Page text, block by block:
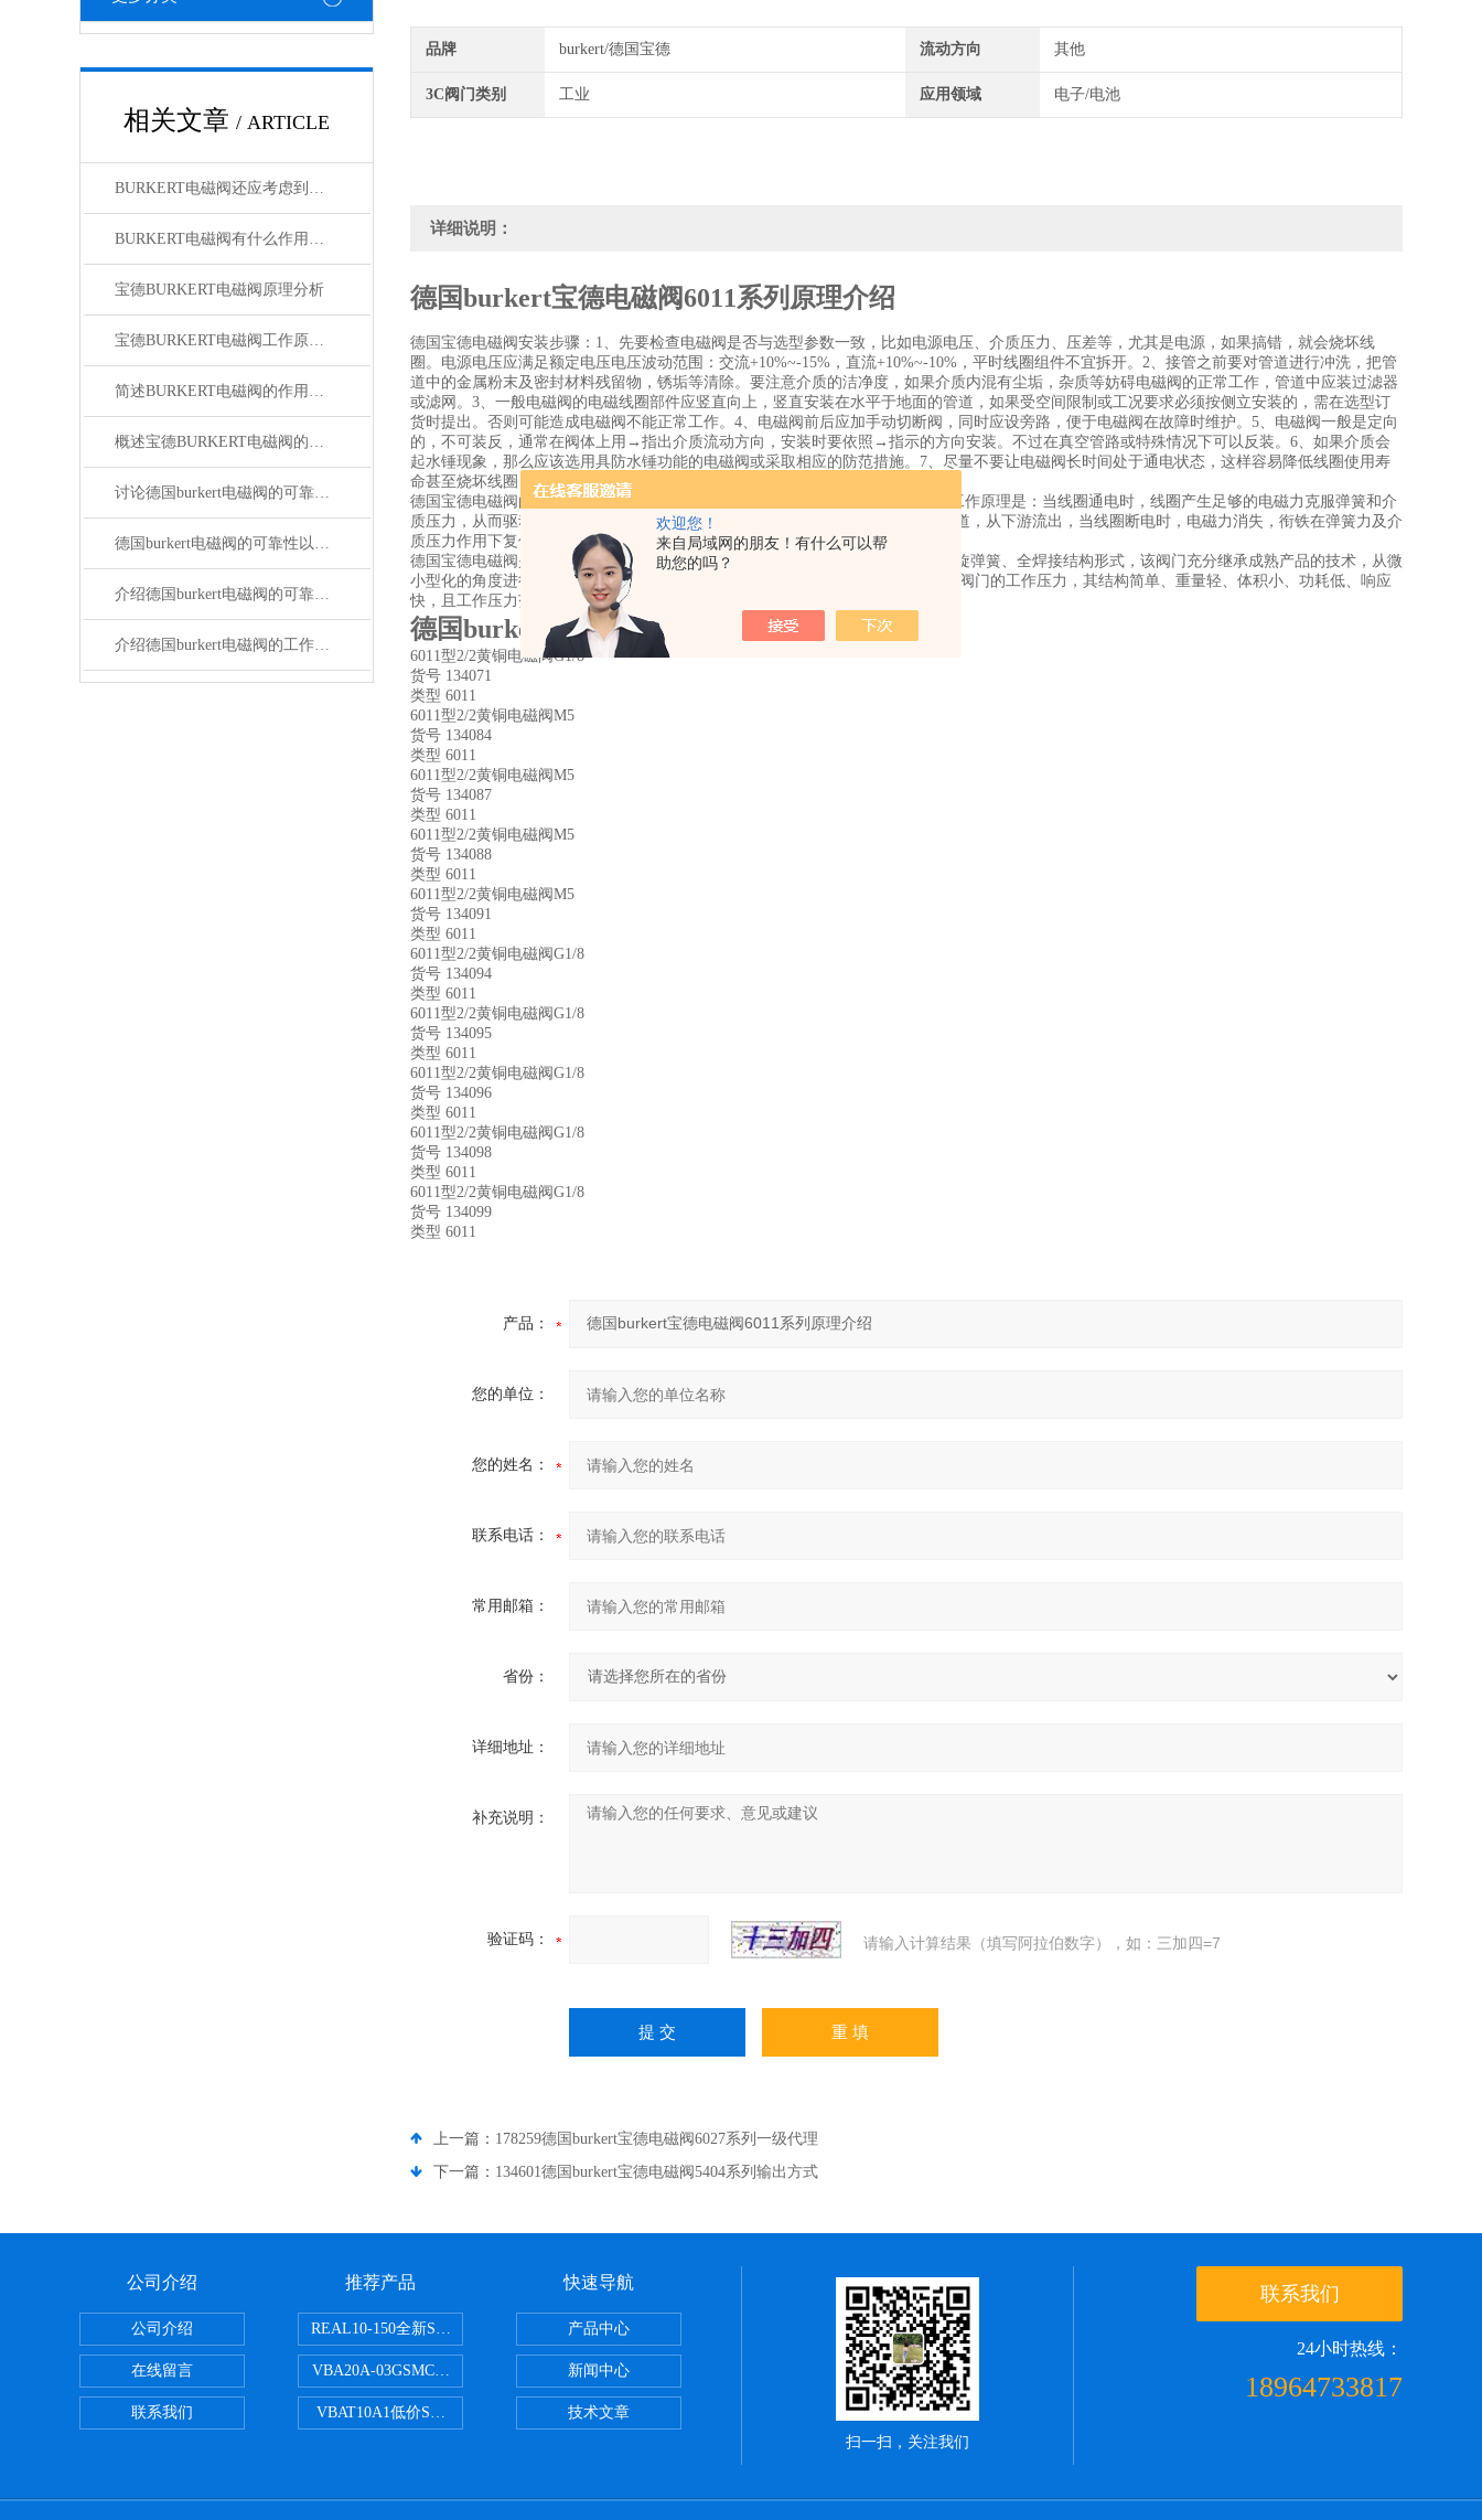
欢迎您！
来自局域网的朋友！有什么可以帮
助您的吗？
相关文章 / ARTICLE
BURKERT电磁阀还应考虑到排放过程中冲刷对附件基础的影响
BURKERT电磁阀有什么作用和需要注意事项
宝德BURKERT电磁阀原理分析
宝德BURKERT电磁阀工作原理分析
简述BURKERT电磁阀的作用和注意事项
概述宝德BURKERT电磁阀的使用条件和性能特点
讨论德国burkert电磁阀的可靠性以及特点
德国burkert电磁阀的可靠性以及安装方法介绍
介绍德国burkert电磁阀的可靠性以及安装方法
介绍德国burkert电磁阀的工作原理以及选用要点
品牌 burkert/德国宝德 流动方向 其他
3C阀门类别 工业 应用领域 电子/电池
详细说明：
德国burkert宝德电磁阀6011系列原理介绍
德国宝德电磁阀安装步骤：1、先要检查电磁阀是否与选型参数一致，比如电源电压、介质压力、压差等，尤其是电源，如果搞错，就会烧坏线
圈。电源电压应满足额定电压电压波动范围：交流+10%~-15%，直流+10%~-10%，平时线圈组件不宜拆开。2、接管之前要对管道进行冲洗，把管
道中的金属粉末及密封材料残留物，锈垢等清除。要注意介质的洁净度，如果介质内混有尘垢，杂质等妨碍电磁阀的正常工作，管道中应装过滤器
或滤网。3、一般电磁阀的电磁线圈部件应竖直向上，竖直安装在水平于地面的管道，如果受空间限制或工况要求必须按侧立安装的，需在选型订
货时提出。否则可能造成电磁阀不能正常工作。4、电磁阀前后应加手动切断阀，同时应设旁路，便于电磁阀在故障时维护。5、电磁阀一般是定向
的，不可装反，通常在阀体上用→指出介质流动方向，安装时要依照→指示的方向安装。不过在真空管路或特殊情况下可以反装。6、如果介质会
起水锤现象，那么应该选用具防水锤功能的电磁阀或采取相应的防范措施。7、尽量不要让电磁阀长时间处于通电状态，这样容易降低线圈使用寿
命甚至烧坏线圈，就是说，常开、常闭电磁阀不可互换使用。
德国宝德电磁阀的工作介质一般是氮气、氦气、氙气、液化气（如NH3）等。其工作原理是：当线圈通电时，线圈产生足够的电磁力克服弹簧和介
质压力，从而驱动衔铁运动，阀门打开， 工作介质由阀门的入口经过衔铁上的流道，从下游流出，当线圈断电时，电磁力消失，衔铁在弹簧力及介
质压力作用下复位，回到关闭位置，形成密封，将介质流动截断。
德国宝德电磁阀是传统的螺管式常闭电磁阀， 采用了紧凑的单线圈、单阀座、螺旋弹簧、全焊接结构形式，该阀门充分继承成熟产品的技术，从微
小型化的角度进行了全面优化，并且在宝德BURKERT电磁阀的基础上大大提高了阀门的工作压力，其结构简单、重量轻、体积小、功耗低、响应
快，且工作压力范围广。
德国burkert宝德电磁阀6011系列原理介绍
6011型2/2黄铜电磁阀G1/8
货号 134071
类型 6011
6011型2/2黄铜电磁阀M5
货号 134084
类型 6011
6011型2/2黄铜电磁阀M5
货号 134087
类型 6011
6011型2/2黄铜电磁阀M5
货号 134088
类型 6011
6011型2/2黄铜电磁阀M5
货号 134091
类型 6011
6011型2/2黄铜电磁阀G1/8
货号 134094
类型 6011
6011型2/2黄铜电磁阀G1/8
货号 134095
类型 6011
6011型2/2黄铜电磁阀G1/8
货号 134096
类型 6011
6011型2/2黄铜电磁阀G1/8
货号 134098
类型 6011
6011型2/2黄铜电磁阀G1/8
货号 134099
类型 6011
产品：
您的单位：
您的姓名：
联系电话：
常用邮箱：
省份：
详细地址：
补充说明：
验证码： 请输入计算结果（填写阿拉伯数字），如：三加四=7
上一篇： 178259德国burkert宝德电磁阀6027系列一级代理
下一篇： 134601德国burkert宝德电磁阀5404系列输出方式
公司介绍
公司介绍
在线留言
联系我们
推荐产品
REAL10-150全新SMC正弦无杆缸REA系列,SMC深圳经销商
VBA20A-03GSMC增压阀VBA-X3145系列,SMC电磁阀优点
VBAT10A1低价SMC储气罐VBAT系列,SMC气动服务网
快速导航
产品中心
新闻中心
技术文章
扫一扫，关注我们
联系我们
24小时热线：
18964733817